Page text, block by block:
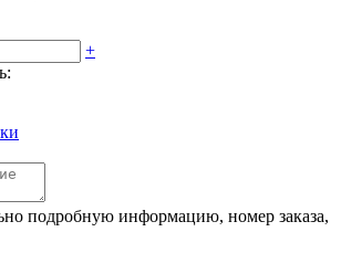
+
подробную информацию, номер заказа,